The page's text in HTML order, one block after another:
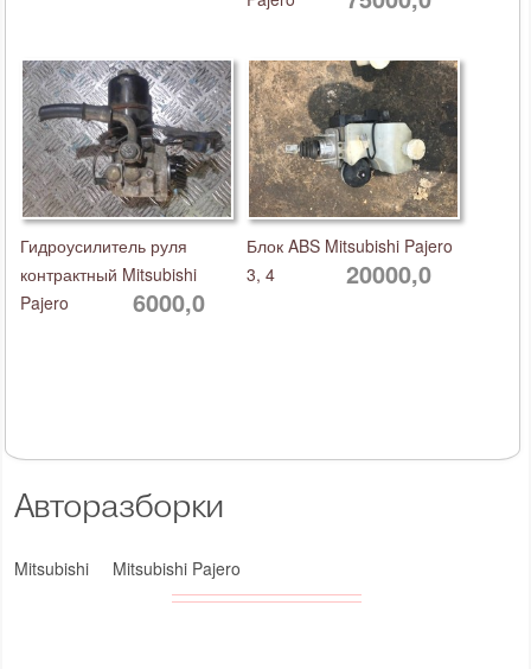
Авторазборки
Mitsubishi Mitsubishi Pajero
Гидроусилитель руля
контрактный Mitsubishi
Pajero
6000,0
Блок ABS Mitsubishi Pajero
3, 4
20000,0